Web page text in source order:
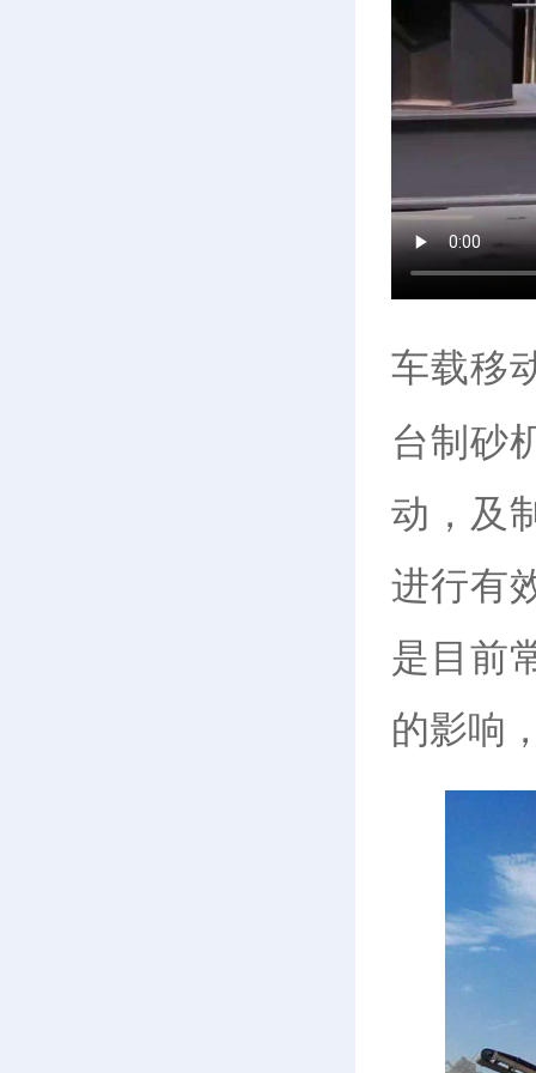
车载移
台制砂
动，及
进行有
是目前
的影响